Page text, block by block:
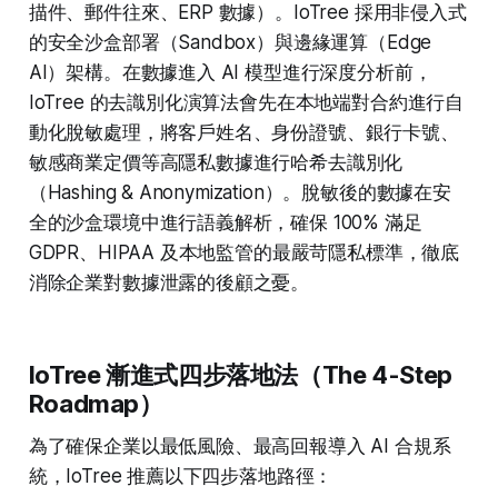
描件、郵件往來、ERP 數據）。IoTree 採用非侵入式
的安全沙盒部署（Sandbox）與邊緣運算（Edge
AI）架構。在數據進入 AI 模型進行深度分析前，
IoTree 的去識別化演算法會先在本地端對合約進行自
動化脫敏處理，將客戶姓名、身份證號、銀行卡號、
敏感商業定價等高隱私數據進行哈希去識別化
（Hashing & Anonymization）。脫敏後的數據在安
全的沙盒環境中進行語義解析，確保 100% 滿足
GDPR、HIPAA 及本地監管的最嚴苛隱私標準，徹底
消除企業對數據泄露的後顧之憂。
IoTree 漸進式四步落地法（The 4-Step
Roadmap）
為了確保企業以最低風險、最高回報導入 AI 合規系
統，IoTree 推薦以下四步落地路徑：